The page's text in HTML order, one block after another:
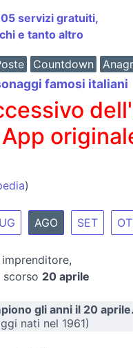
servizi gratuiti,
e tanto altro
Countdown
famosi italiani
)
AGO SET
imprenditore,
20 aprile
gli anni il 20
nati nel 1961)